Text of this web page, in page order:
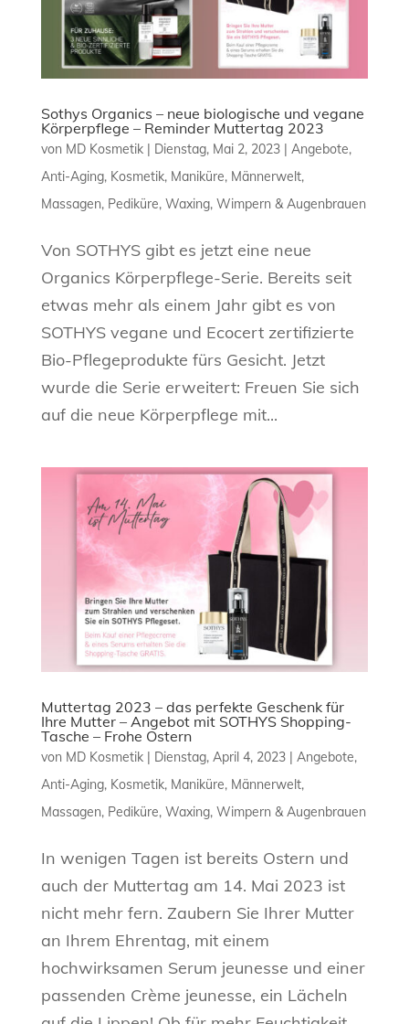
Sothys Organics – neue biologische und vegane
Körperpflege – Reminder Muttertag 2023
von MD Kosmetik| Dienstag, Mai 2, 2023| Angebote,
Anti-Aging, Kosmetik, Maniküre, Männerwelt,
Massagen, Pediküre, Waxing, Wimpern & Augenbrauen
Von SOTHYS gibt es jetzt eine neue
Organics Körperpflege-Serie. Bereits seit
etwas mehr als einem Jahr gibt es von
SOTHYS vegane und Ecocert zertifizierte
Bio-Pflegeprodukte fürs Gesicht. Jetzt
wurde die Serie erweitert: Freuen Sie sich
auf die neue Körperpflege mit...
Muttertag 2023 – das perfekte Geschenk für
Ihre Mutter – Angebot mit SOTHYS Shopping-
Tasche – Frohe Ostern
von MD Kosmetik| Dienstag, April 4, 2023| Angebote,
Anti-Aging, Kosmetik, Maniküre, Männerwelt,
Massagen, Pediküre, Waxing, Wimpern & Augenbrauen
In wenigen Tagen ist bereits Ostern und
auch der Muttertag am 14. Mai 2023 ist
nicht mehr fern. Zaubern Sie Ihrer Mutter
an Ihrem Ehrentag, mit einem
hochwirksamen Serum jeunesse und einer
passenden Crème jeunesse, ein Lächeln